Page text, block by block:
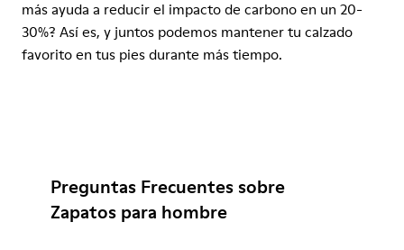
más ayuda a reducir el impacto de carbono en un 20-
30%? Así es, y juntos podemos mantener tu calzado
favorito en tus pies durante más tiempo.
Preguntas Frecuentes sobre
Zapatos para hombre